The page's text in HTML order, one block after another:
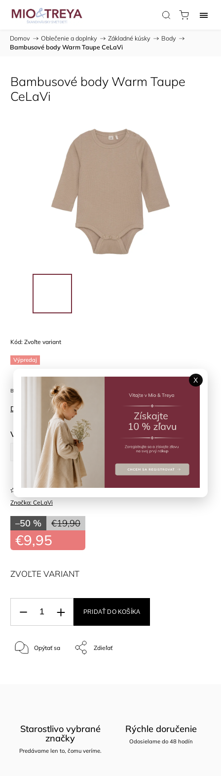
Domov / Oblečenie a doplnky / Základné kúsky / Body /
Bambusové body Warm Taupe CeLaVi
Bambusové body Warm Taupe
CeLaVi
Kód: Zvoľte variant
Výpredaj
Bambusové body Warm Taupe CeLaVi
Detailné informácie
Veľkosť
80 cm 100 cm
Značka: CeLaVi
Neohodnotené
€19,90
–50 %
€9,95
ZVOĽTE VARIANT
PRIDAŤ DO KOŠÍKA
Opýtať sa Zdieľať
Starostlivo vybrané
značky
Predávame len to, čomu veríme.
Rýchle doručenie
Odosielame do 48 hodín
X